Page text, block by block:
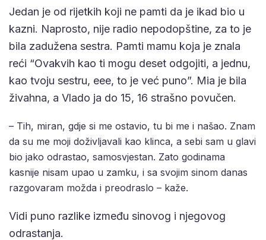
Jedan je od rijetkih koji ne pamti da je ikad bio u
kazni. Naprosto, nije radio nepodopštine, za to je
bila zadužena sestra. Pamti mamu koja je znala
reći “Ovakvih kao ti mogu deset odgojiti, a jednu,
kao tvoju sestru, eee, to je već puno”. Mia je bila
živahna, a Vlado ja do 15, 16 strašno povučen.
– Tih, miran, gdje si me ostavio, tu bi me i našao. Znam
da su me moji doživljavali kao klinca, a sebi sam u glavi
bio jako odrastao, samosvjestan. Zato godinama
kasnije nisam upao u zamku, i sa svojim sinom danas
razgovaram možda i preodraslo – kaže.
Vidi puno razlike između sinovog i njegovog
odrastanja.